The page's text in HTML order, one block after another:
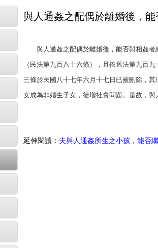
與人通姦之配偶於離婚後，
與人通姦之配偶於離婚後，能否與相姦者
（民法第九百八十六條），且依舊法第九百
三條於民國八十七年六月十七日已被刪除，
女成為非婚生子女，徒增社會問題。是故，
延伸閱讀： 夫與人通姦所生之小孩，能否